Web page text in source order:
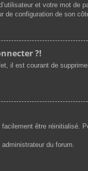
et votre mot
configuration de son
?!
il est courant de
être réinitialisé.
du forum.